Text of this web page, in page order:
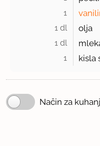
1
1 dl olja
1 dl
1 kisla
Način za